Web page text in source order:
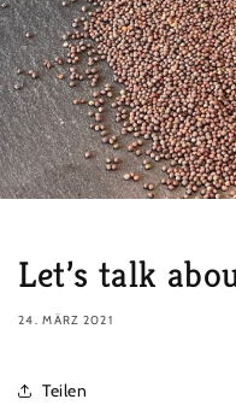
Let’s talk
24. MÄRZ 2021
Teilen